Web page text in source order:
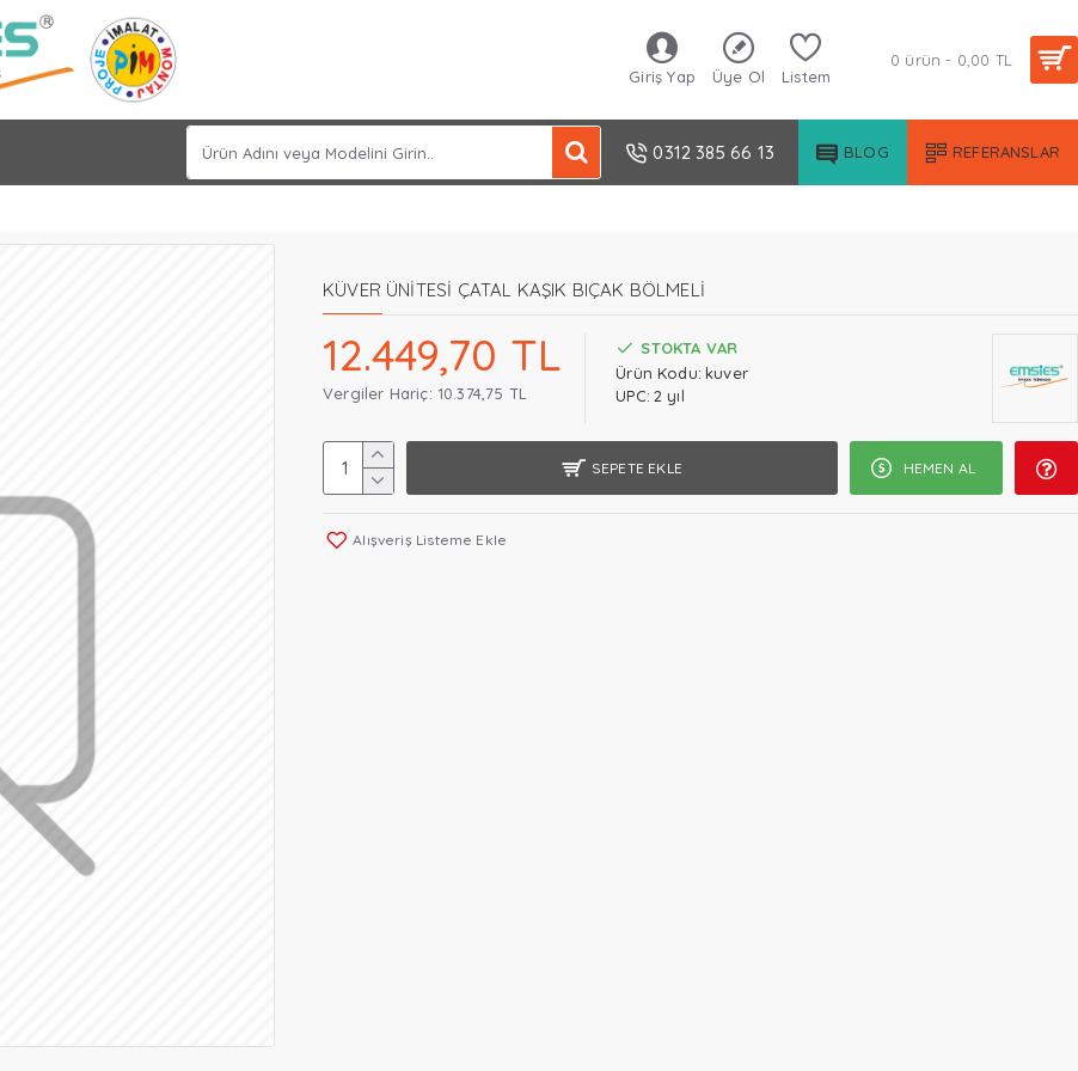
Giriş Yap Üye Ol Listem
0 ürün - 0,00 TL
0312 385 66 13 BLOG REFERANSLAR
KÜVER ÜNİTESİ ÇATAL KAŞIK BIÇAK BÖLMELİ
12.449,70 TL
Vergiler Hariç: 10.374,75 TL
STOKTA VAR
Ürün Kodu: kuver
UPC: 2 yıl
SEPETE EKLE HEMEN AL
Alışveriş Listeme Ekle